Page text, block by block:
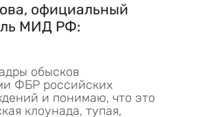
официальный
МИД РФ:
обысков
ФБР российских
и понимаю, что это
клоунада, тупая,